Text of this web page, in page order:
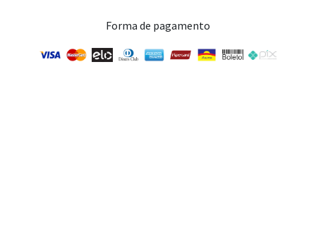
Forma de pagamento